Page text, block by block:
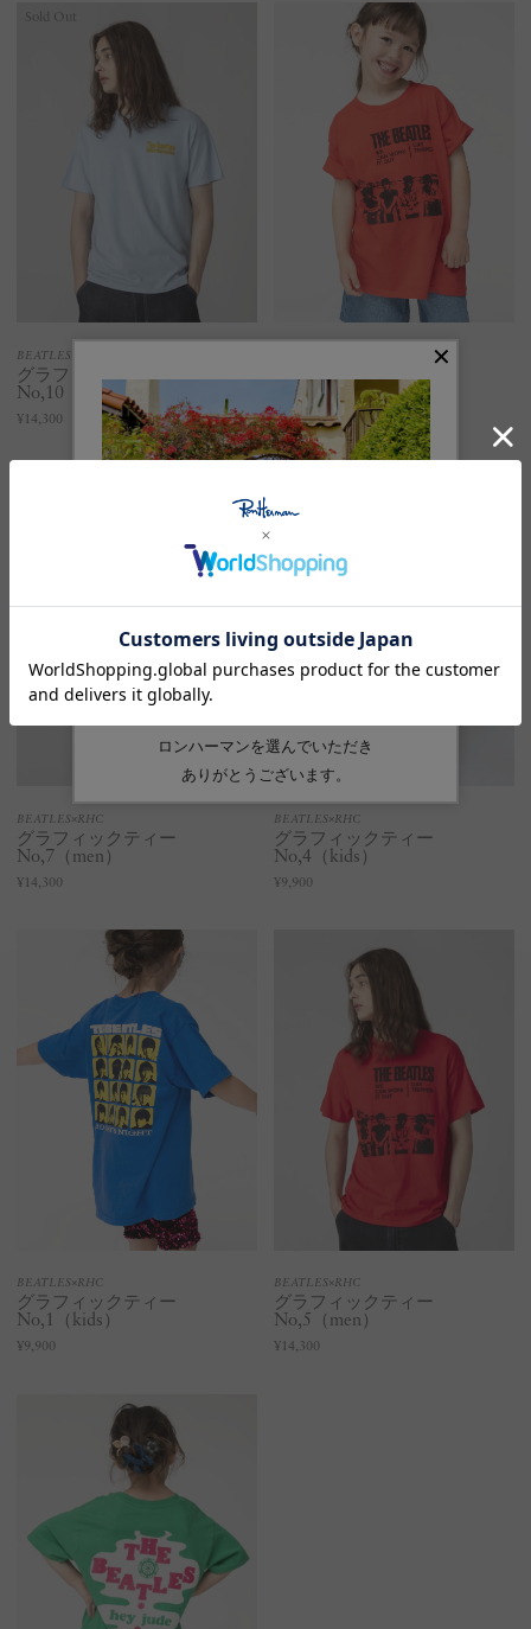
Sold Out
BEATLES×RHC
グラフィックティー
No,10（men）
¥14,300
グラフィックティー
No,5（kids）
¥9,900
BEATLES×RHC
グラフィックティー
No,7（men）
¥14,300
BEATLES×RHC
グラフィックティー
No,4（kids）
¥9,900
BEATLES×RHC
グラフィックティー
No,1（kids）
¥9,900
BEATLES×RHC
グラフィックティー
No,5（men）
¥14,300